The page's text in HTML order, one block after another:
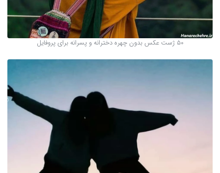
۵۰ ژست عکس بدون چهره دخترانه و پسرانه برای پروفایل